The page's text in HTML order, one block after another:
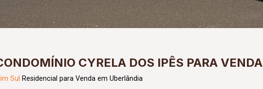
CYRELA DOS IPÊS PARA VENDA
Sul Residencial para Venda em Uberlândia